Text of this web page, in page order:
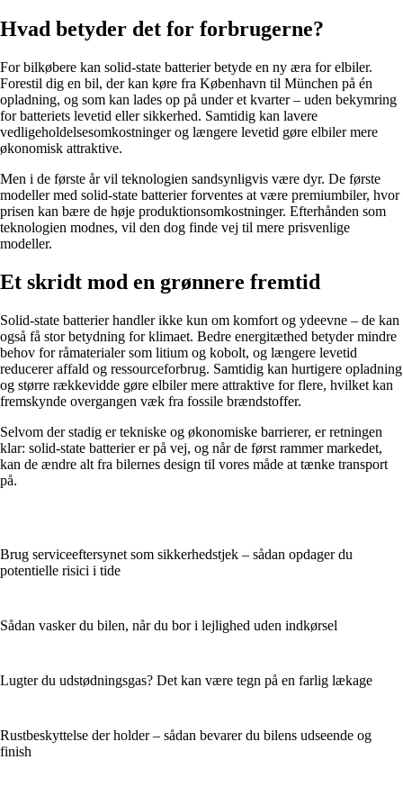
Hvad betyder det for forbrugerne?
For bilkøbere kan solid-state batterier betyde en ny æra for elbiler.
Forestil dig en bil, der kan køre fra København til München på én
opladning, og som kan lades op på under et kvarter – uden bekymring
for batteriets levetid eller sikkerhed. Samtidig kan lavere
vedligeholdelsesomkostninger og længere levetid gøre elbiler mere
økonomisk attraktive.
Men i de første år vil teknologien sandsynligvis være dyr. De første
modeller med solid-state batterier forventes at være premiumbiler, hvor
prisen kan bære de høje produktionsomkostninger. Efterhånden som
teknologien modnes, vil den dog finde vej til mere prisvenlige
modeller.
Et skridt mod en grønnere fremtid
Solid-state batterier handler ikke kun om komfort og ydeevne – de kan
også få stor betydning for klimaet. Bedre energitæthed betyder mindre
behov for råmaterialer som litium og kobolt, og længere levetid
reducerer affald og ressourceforbrug. Samtidig kan hurtigere opladning
og større rækkevidde gøre elbiler mere attraktive for flere, hvilket kan
fremskynde overgangen væk fra fossile brændstoffer.
Selvom der stadig er tekniske og økonomiske barrierer, er retningen
klar: solid-state batterier er på vej, og når de først rammer markedet,
kan de ændre alt fra bilernes design til vores måde at tænke transport
på.
Brug serviceeftersynet som sikkerhedstjek – sådan opdager du
potentielle risici i tide
Sådan vasker du bilen, når du bor i lejlighed uden indkørsel
Lugter du udstødningsgas? Det kan være tegn på en farlig lækage
Rustbeskyttelse der holder – sådan bevarer du bilens udseende og
finish